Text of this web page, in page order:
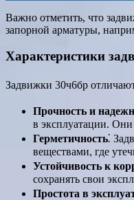
Важно отметить, что
запорной арматуры,
Характеристики
Задвижки 30ч6бр
Прочность и
в эксплуатации.
Герметичность⁚
веществами, где
Устойчивость к
сохранять свои
Простота в